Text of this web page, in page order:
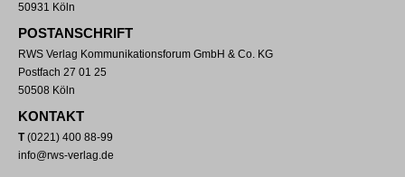
50931 Köln
POSTANSCHRIFT
RWS Verlag Kommunikationsforum GmbH & Co. KG
Postfach 27 01 25
50508 Köln
KONTAKT
T(0221) 400 88-99
info@rws-verlag.de